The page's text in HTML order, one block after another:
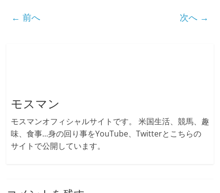
← 前へ 次へ →
モスマン
モスマンオフィシャルサイトです。 米国生活、競馬、趣
味、食事...身の回り事をYouTube、Twitterとこちらの
サイトで公開しています。